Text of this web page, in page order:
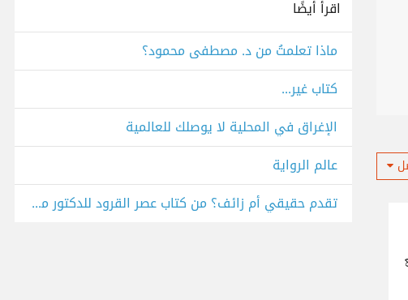
اقرأ أيضًا
ماذا تعلمتُ من د. مصطفى محمود؟
كتاب غير...
الإغراق في المحلية لا يوصلك للعالمية
عالم الرواية
تقدم حقيقي أم زائف؟ من كتاب عصر القرود للدكتور مصطفى محمود